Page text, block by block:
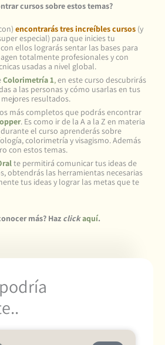
cursos sobre estos temas?
encontrarás tres increíbles cursos (y
especial) para que inicies tu
ellos lograrás sentar las bases para
totalmente profesionales y con
usadas a nivel global.
Colorimetría 1,en este curso descubrirás
a las personas y cómo usarlas en tus
resultados.
más completos que podrás encontrar
. Es como ir de la A a la Z en materia
el curso aprenderás sobre
colorimetría y visagismo. Además
con estos temas.
te permitirá comunicar tus ideas de
obtendrás las herramientas necesarias
tus ideas y lograr las metas que te
más? Haz clickaquí.